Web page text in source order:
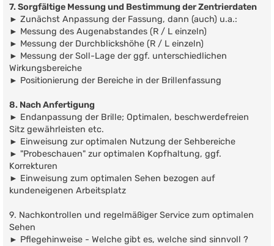
7. Sorgfältige Messung und Bestimmung der Zentrierdaten
► Zunächst Anpassung der Fassung, dann (auch) u.a.:
► Messung des Augenabstandes (R / L einzeln)
► Messung der Durchblickshöhe (R / L einzeln)
► Messung der Soll-Lage der ggf. unterschiedlichen
Wirkungsbereiche
► Positionierung der Bereiche in der Brillenfassung
8. Nach Anfertigung
► Endanpassung der Brille; Optimalen, beschwerdefreien
Sitz gewährleisten etc.
► Einweisung zur optimalen Nutzung der Sehbereiche
► "Probeschauen" zur optimalen Kopfhaltung, ggf.
Korrekturen
► Einweisung zum optimalen Sehen bezogen auf
kundeneigenen Arbeitsplatz
9. Nachkontrollen und regelmäßiger Service zum optimalen
Sehen
► Pflegehinweise - Welche gibt es, welche sind sinnvoll ?